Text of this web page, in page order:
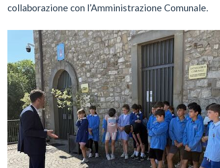
collaborazione con l’Amministrazione Comunale.